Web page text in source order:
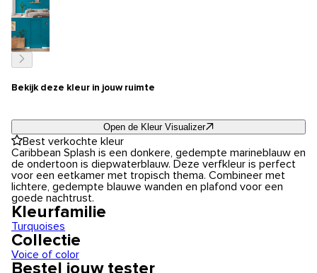
Bekijk deze kleur in jouw ruimte
Open de Kleur Visualizer
Best verkochte kleur
Caribbean Splash is een donkere, gedempte marineblauw en
de ondertoon is diepwaterblauw. Deze verfkleur is perfect
voor een eetkamer met tropisch thema. Combineer met
lichtere, gedempte blauwe wanden en plafond voor een
goede nachtrust.
Kleurfamilie
Turquoises
Collectie
Voice of color
Bestel jouw tester